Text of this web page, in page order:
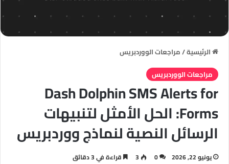
الرئيسية/مراجعات الووردبريس
مراجعات الووردبريس
Dash Dolphin SMS Alerts for
Forms: الحل الأمثل لتنبيهات
الرسائل النصية لنماذج ووردبريس
يونيو 22, 2026 0
3 قراءة في 3 دقائق